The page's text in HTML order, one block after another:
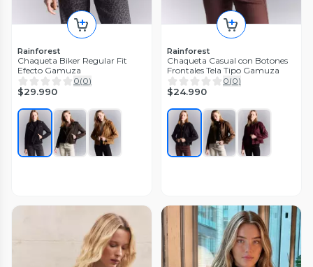
Rainforest
Chaqueta Biker Regular Fit
Efecto Gamuza
0(0)
$29.990
Rainforest
Chaqueta Casual con Botones
Frontales Tela Tipo Gamuza
0(0)
$24.990